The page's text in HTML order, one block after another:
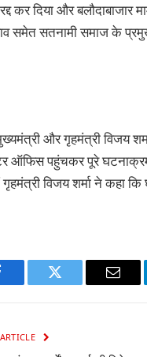
कर दिया और बलौदाबाजार
समेत सतनामी समाज के
और गृहमंत्री विजय
ऑफिस पहुंचकर पूरे
विजय शर्मा ने कहा
Twitter Email